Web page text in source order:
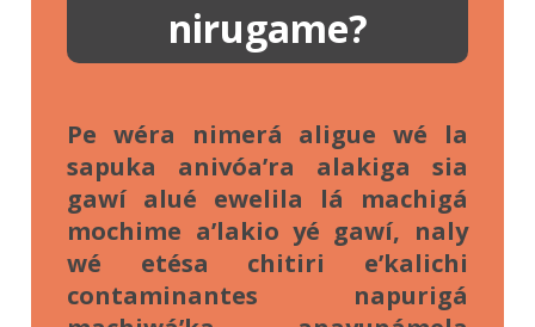
nirugame?
Pe wéra nimerá aligue wé la
sapuka anivóa’ra alakiga sia
gawí alué ewelila lá machigá
mochime a’lakio yé gawí, naly
wé etésa chitiri e’kalichi
contaminantes napurigá